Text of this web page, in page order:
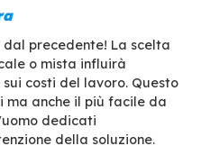
il che ha un costo.
SaaS offre
le piccole e medie
o delle
SaaSconsente di
e